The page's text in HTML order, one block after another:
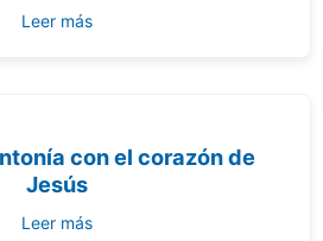
Leer más
con el corazón de
Jesús
Leer más